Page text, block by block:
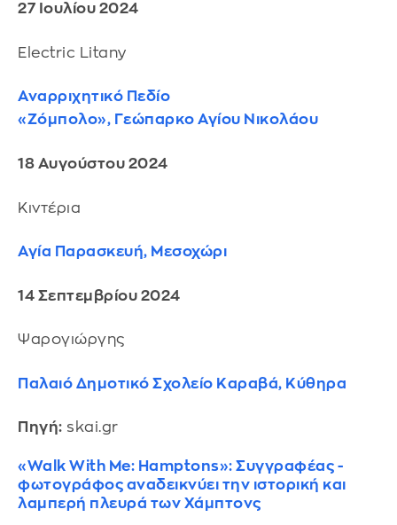
27 Ιουλίου 2024
Electric Litany
Αναρριχητικό Πεδίο
«Ζόμπολο», Γεώπαρκο Αγίου Νικολάου
18 Αυγούστου 2024
Κιντέρια
Αγία Παρασκευή, Μεσοχώρι
14 Σεπτεμβρίου 2024
Ψαρογιώργης
Παλαιό Δημοτικό Σχολείο Καραβά, Κύθηρα
Πηγή: skai.gr
«Walk With Me: Hamptons»: Συγγραφέας -
φωτογράφος αναδεικνύει την ιστορική και
λαμπερή πλευρά των Χάμπτονς